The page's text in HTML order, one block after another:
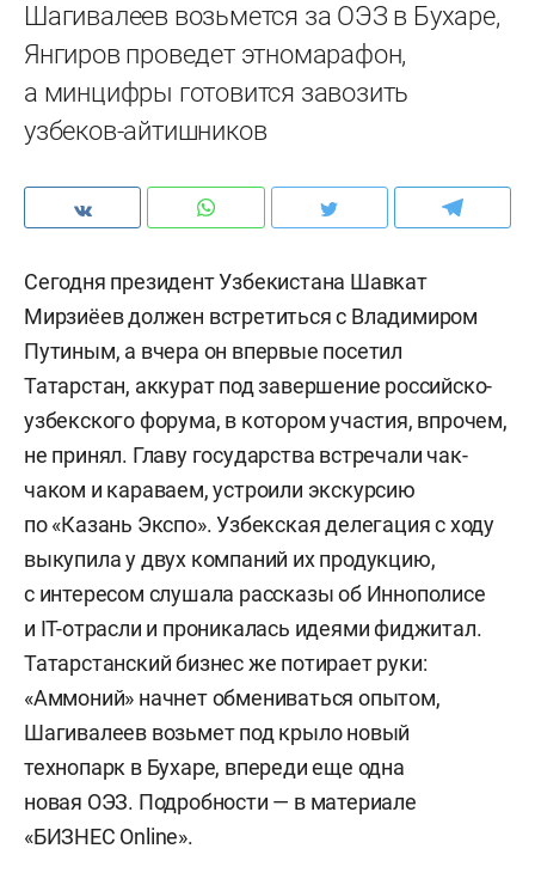
Шагивалеев возьмется за ОЭЗ в Бухаре,
Янгиров проведет этномарафон,
а минцифры готовится завозить
узбеков-айтишников
Сегодня президент Узбекистана Шавкат
Мирзиёев должен встретиться с Владимиром
Путиным, а вчера он впервые посетил
Татарстан, аккурат под завершение российско-
узбекского форума, в котором участия, впрочем,
не принял. Главу государства встречали чак-
чаком и караваем, устроили экскурсию
по «Казань Экспо». Узбекская делегация с ходу
выкупила у двух компаний их продукцию,
с интересом слушала рассказы об Иннополисе
и IT-отрасли и проникалась идеями фиджитал.
Татарстанский бизнес же потирает руки:
«Аммоний» начнет обмениваться опытом,
Шагивалеев возьмет под крыло новый
технопарк в Бухаре, впереди еще одна
новая ОЭЗ. Подробности — в материале
«БИЗНЕС Online».